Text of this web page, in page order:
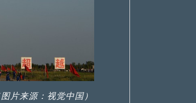
片来源：视觉中国）